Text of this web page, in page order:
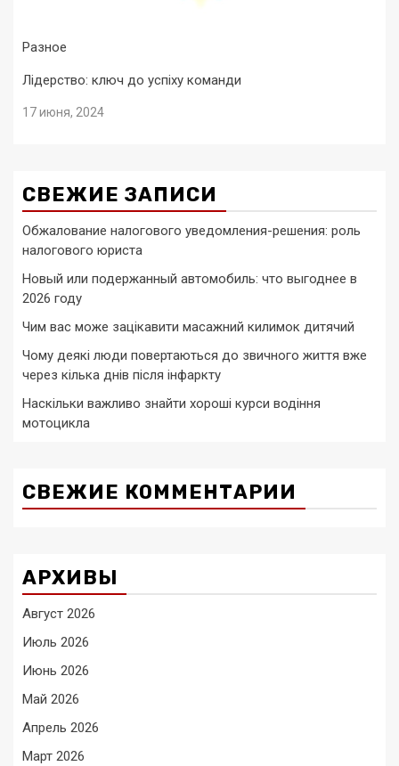
Разное
Лідерство: ключ до успіху команди
17 июня, 2024
СВЕЖИЕ ЗАПИСИ
Обжалование налогового уведомления-решения: роль
налогового юриста
Новый или подержанный автомобиль: что выгоднее в
2026 году
Чим вас може зацікавити масажний килимок дитячий
Чому деякі люди повертаються до звичного життя вже
через кілька днів після інфаркту
Наскільки важливо знайти хороші курси водіння
мотоцикла
СВЕЖИЕ КОММЕНТАРИИ
АРХИВЫ
Август 2026
Июль 2026
Июнь 2026
Май 2026
Апрель 2026
Март 2026